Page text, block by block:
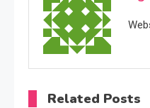
Related Posts